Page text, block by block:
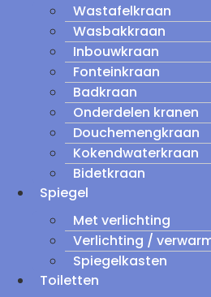
Wastafelkraan
Wasbakkraan
Inbouwkraan
Fonteinkraan
Badkraan
Onderdelen kranen
Douchemengkraan
Kokendwaterkraan
Bidetkraan
Spiegel
Met verlichting
Verlichting /
Spiegelkasten
Toiletten